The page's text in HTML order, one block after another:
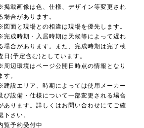
掲載画像は色、仕様、デザイン等変更され
場合があります。
図面と現場との相違は現場を優先します。
完成時期・入居時期は天候等によって遅れ
場合があります。また、完成時期は完了検
日(予定含む)としています。
周辺環境はページ公開日時点の情報となり
す。
建設エリア、時期によっては使用メーカー
び設備・仕様について一部変更される場合
あります。詳しくはお問い合わせにてご確
下さい。
覧予約受付中